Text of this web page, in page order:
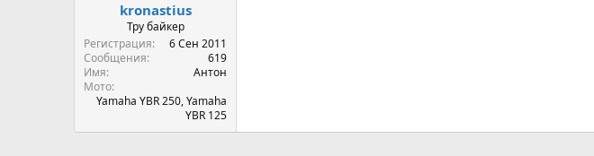
kronastius
Тру байкер
Регистрация
6 Сен 2011
Сообщения
619
Имя
Антон
Мото
Yamaha YBR 250, Yamaha
YBR 125